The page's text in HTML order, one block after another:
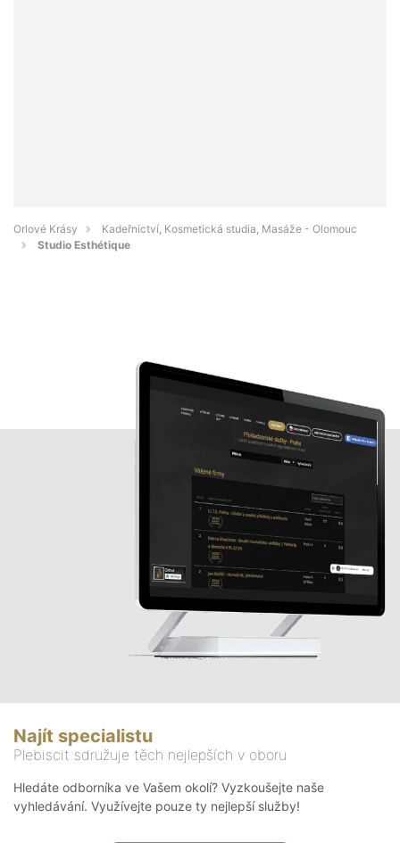
Orlové Krásy
Kadeřnictví, Kosmetická studia, Masáže - Olomouc
Studio Esthétique
Najít specialistu
Plebiscit sdružuje těch nejlepších v oboru
Hledáte odborníka ve Vašem okolí? Vyzkoušejte naše
vyhledávání. Využívejte pouze ty nejlepší služby!